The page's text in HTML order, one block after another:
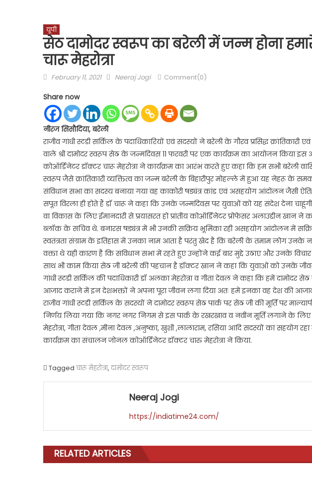
यूपी
सेठ दामोदर स्वरूप का बरेली में जन्म होना
चारू मेहरोत्रा
Posted
February 11, 2021 Author
Neeraj Jogi Comment(0)
Share now
नीरज सिसौदिया, बरेली
राजीव गांधी स्टडी सर्किल के पदाधिकारियों एवं सदस्यों ने बरेली के गौरव प्रसिद्ध
वाले श्री दामोदर स्वरूप सेठ के जन्मदिवस 11 फरवरी पर एक कार्यक्रम का आयोजन किया इस
कोऑर्डिनेटर डॉक्टर चारू मेहरोत्रा ने कार्यक्रम का आरंभ करते हुए कहा कि हम सभी बरेली
स्वरूप जैसे क्रांतिकारी व्यक्तित्व का जन्म बरेली के बिहारीपुर मोहल्ले में हुआ यह नेहरू के
संविधान सभा का सदस्य बनाया गया वह काकोरी षड्यंत्र कांड एवं असहयोग आंदोलन जैसी
सपूत विरला ही होते हैं डॉ चारू ने कहा कि उनके जन्मदिवस पर युवाओं को यह संदेश देना
वा विकास के लिए ईमानदारी से प्रयासरत हो प्रांतीय कोऑर्डिनेटर प्रोफेसर अलाउद्दीन खान ने
ब्लॉक के सचिव थे. बनारस षड्यंत्र में भी उनकी सक्रिय भूमिका रही असहयोग आंदोलन में
स्वतंत्रता संग्राम के इतिहास में उनका नाम आता है परंतु खेद है कि बरेली के तमाम लोग उनके
वक्ता थे यही कारण है कि संविधान सभा में रहते हुए उन्होंने कई बार मुद्दे उठाए और उनके
साथ भी काम किया सेठ जी बरेली की पहचान है डॉक्टर खान ने कहा कि युवाओं को उनके
गांधी स्टडी सर्किल की पदाधिकारी डॉ अलका मेहरोत्रा व गीता देवल ने कहा कि हमें दामोदर
आजाद कराने में इन देशभक्तों ने अपना पूरा जीवन लगा दिया अतः हमें इनका वह देश की
राजीव गांधी स्टडी सर्किल के सदस्यों ने दामोदर स्वरूप सेठ पार्क पर सेठ जी की मूर्ति पर
निर्णय लिया गया कि नगर नगर निगम से इस पार्क के रखरखाव व नवीन मूर्ति लगाने के
मेहरोत्रा, गीता देवल ,मीना देवल ,अनुष्का, खुशी ,लालाराम, रसिया आदि सदस्यों का सहयोग
कार्यक्रम का संचालन जोनल कोऑर्डिनेटर डॉक्टर चारु मेहरोत्रा ने किया.
Taggedचारू मेहरोत्रा,दामोदर स्वरूप
Neeraj Jogi
https://indiatime24.com/
RELATED ARTICLES